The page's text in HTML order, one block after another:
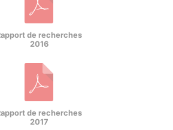
de recherches
2016
de recherches
2017